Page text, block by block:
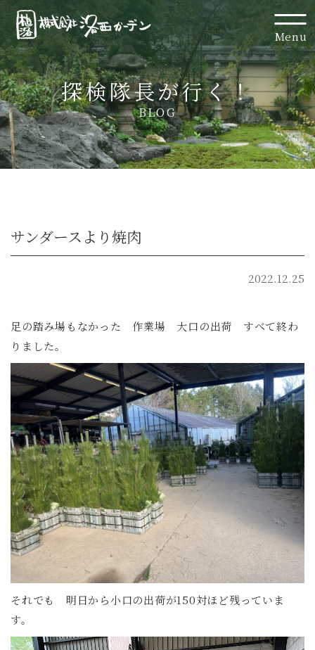
Menu
探検隊長が行く！
BLOG
サンダースより焼肉
2022.12.25
足の踏み場もなかった 作業場 大口の出荷 すべて終わ
りました。
それでも 明日から小口の出荷が150対ほど残っていま
す。